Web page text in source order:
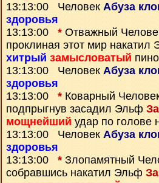
13:13:00 Человек Абуза
здоровья
13:13:00 * Отважный
проклиная этот мир накатил
хитрый замысловатый
13:13:00 Человек Абуза
здоровья
13:13:00 * Коварный
подпрыгнув засадил Эльф
мощнейший удар по голове
13:13:00 Человек Абуза
здоровья
13:13:00 * Злопамятный
собравшись накатил Эльф